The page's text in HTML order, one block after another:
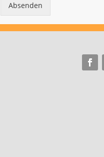
Absenden